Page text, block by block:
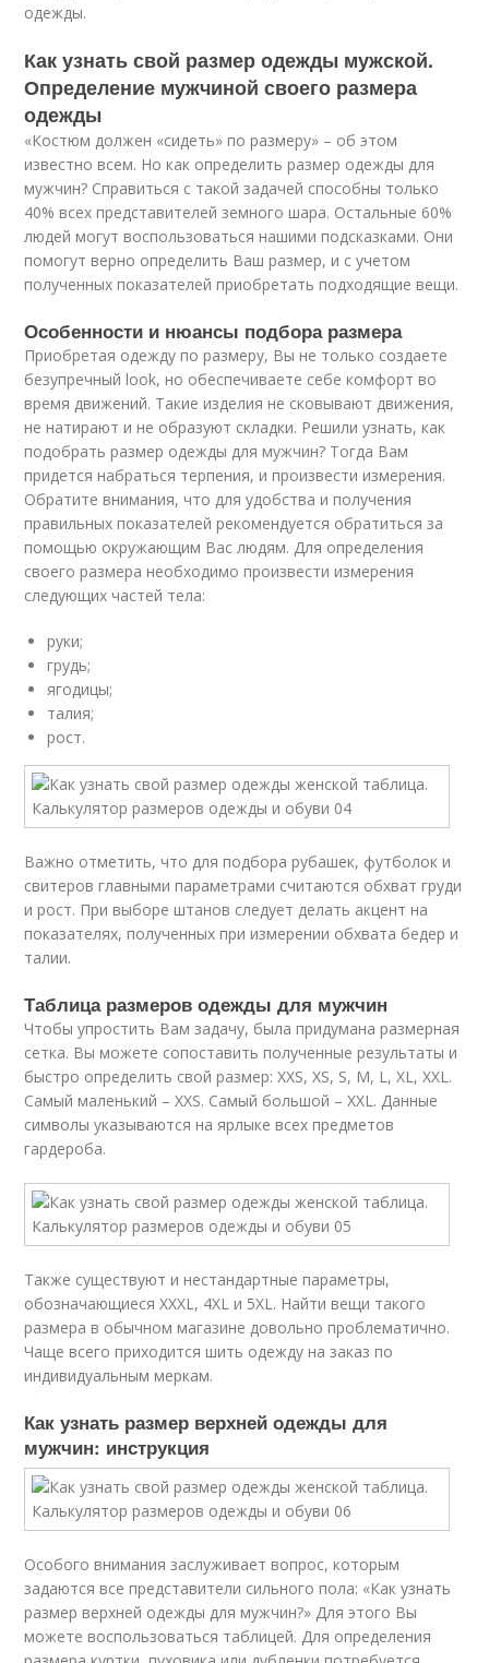
одежды.
Как узнать свой размер одежды мужской.
Определение мужчиной своего размера
одежды
«Костюм должен «сидеть» по размеру» – об этом
известно всем. Но как определить размер одежды для
мужчин? Справиться с такой задачей способны только
40% всех представителей земного шара. Остальные 60%
людей могут воспользоваться нашими подсказками. Они
помогут верно определить Ваш размер, и с учетом
полученных показателей приобретать подходящие вещи.
Особенности и нюансы подбора размера
Приобретая одежду по размеру, Вы не только создаете
безупречный look, но обеспечиваете себе комфорт во
время движений. Такие изделия не сковывают движения,
не натирают и не образуют складки. Решили узнать, как
подобрать размер одежды для мужчин? Тогда Вам
придется набраться терпения, и произвести измерения.
Обратите внимания, что для удобства и получения
правильных показателей рекомендуется обратиться за
помощью окружающим Вас людям. Для определения
своего размера необходимо произвести измерения
следующих частей тела:
руки;
грудь;
ягодицы;
талия;
рост.
Важно отметить, что для подбора рубашек, футболок и
свитеров главными параметрами считаются обхват груди
и рост. При выборе штанов следует делать акцент на
показателях, полученных при измерении обхвата бедер и
талии.
Таблица размеров одежды для мужчин
Чтобы упростить Вам задачу, была придумана размерная
сетка. Вы можете сопоставить полученные результаты и
быстро определить свой размер: XXS, XS, S, M, L, XL, XXL.
Самый маленький – XXS. Самый большой – XXL. Данные
символы указываются на ярлыке всех предметов
гардероба.
Также существуют и нестандартные параметры,
обозначающиеся XXXL, 4XL и 5XL. Найти вещи такого
размера в обычном магазине довольно проблематично.
Чаще всего приходится шить одежду на заказ по
индивидуальным меркам.
Как узнать размер верхней одежды для
мужчин: инструкция
Особого внимания заслуживает вопрос, которым
задаются все представители сильного пола: «Как узнать
размер верхней одежды для мужчин?» Для этого Вы
можете воспользоваться таблицей. Для определения